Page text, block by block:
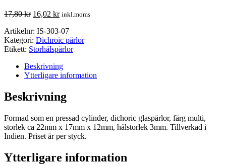
17,80kr 16,02 kr inkl.moms
Artikelnr: IS-303-07
Kategori: Dichroic pärlor
Etikett: Storhålspärlor
Beskrivning
Ytterligare information
Beskrivning
Formad som en pressad cylinder, dichoric glaspärlor, färg multi,
storlek ca 22mm x 17mm x 12mm, hålstorlek 3mm. Tillverkad i
Indien. Priset är per styck.
Ytterligare information